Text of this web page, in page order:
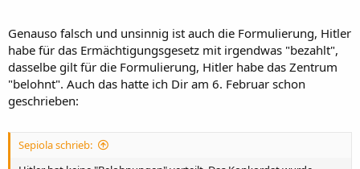
Grundrechte außer Kraft und schuf die Grundlage für die
Machtergreifung der Nazis in den einzelnen Bundesländern (die
Polizeihoheit war Ländersache), wo innerhalb weniger Tage die
demokratisch legitimierten Landesregierungen abgesetzt wurden:
Württemberg 8. März, Bayern 9. März, Sachsen 10. März etc. (In
Am 3. März 1933 wurde in Nohra das erste Konzentrationslager
offiziell eingerichtet, am 13. März 1933 verfügte Himmler die
Genauso falsch und unsinnig ist auch die Formulierung, Hitler
habe für das Ermächtigungsgesetz mit irgendwas "bezahlt",
dasselbe gilt für die Formulierung, Hitler habe das Zentrum
"belohnt". Auch das hatte ich Dir am 6. Februar schon
geschrieben:
Sepiola schrieb: